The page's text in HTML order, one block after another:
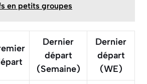
en petits groupes
Dernier
départ
(Semaine)
Dernier
départ
(WE)